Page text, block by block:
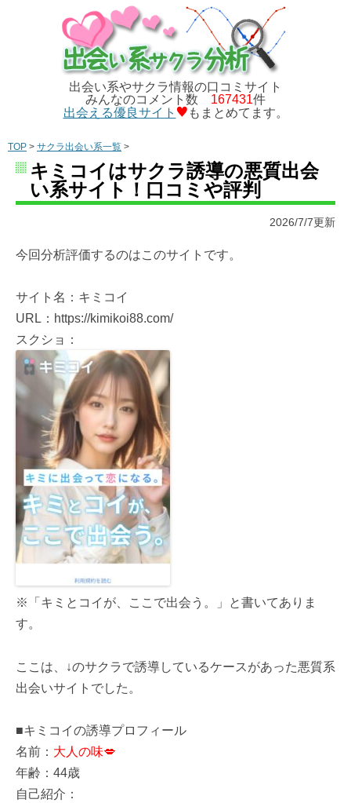
出会い系やサクラ情報の口コミサイト
みんなのコメント数 167431件
出会える優良サイト
もまとめてます。
TOP > サクラ出会い系一覧 >
キミコイはサクラ誘導の悪質出会
い系サイト！口コミや評判
2026/7/7更新
今回分析評価するのはこのサイトです。
サイト名：キミコイ
URL：https://kimikoi88.com/
スクショ：
※「キミとコイが、ここで出会う。」と書いてありま
す。
ここは、↓のサクラで誘導しているケースがあった悪質系
出会いサイトでした。
■キミコイの誘導プロフィール
名前： 大人の味💋
年齢：44歳
自己紹介：